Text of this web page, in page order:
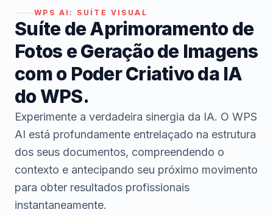
WPS AI: SUÍTE VISUAL
Suíte de Aprimoramento de
Fotos e Geração de Imagens
com o Poder Criativo da IA
do WPS.
Experimente a verdadeira sinergia da IA. O WPS
AI está profundamente entrelaçado na estrutura
dos seus documentos, compreendendo o
contexto e antecipando seu próximo movimento
para obter resultados profissionais
instantaneamente.